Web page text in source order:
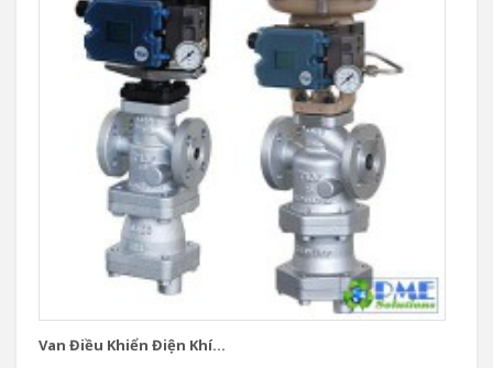
Van Điều Khiển Điện Khí...